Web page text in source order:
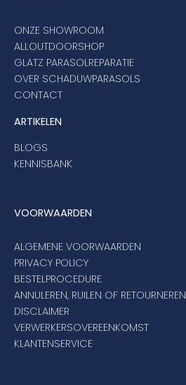
ONZE SHOWROOM
ALLOUTDOORSHOP
GLATZ PARASOLREPARATIE
OVER SCHADUWPARASOLS
CONTACT
ARTIKELEN
BLOGS
KENNISBANK
VOORWAARDEN
ALGEMENE VOORWAARDEN
PRIVACY POLICY
BESTELPROCEDURE
ANNULEREN, RUILEN OF RETOURNEREN
DISCLAIMER
VERWERKERSOVEREENKOMST
KLANTENSERVICE